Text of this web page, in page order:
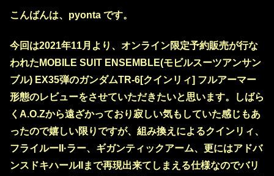
こんばんは、pyonta です。
今回は2021年11月より、オンライン限定予約販売が行な
われたMOBILE SUIT ENSEMBLE(モビルスーツアンサン
ブル) EX35弾のガンダムTR-6[クインリィ] フルアーマー
形態のレビューをさせていただきたいと思います。しばら
くA.O.Zから遠ざかっており寂しい気もしていた感じもあ
ったので嬉しい限りですが、組み換えによるクインリィ、
フライルーII·ラー、ギガンティックアーム、更にはアドバ
ンスドキハールIIまで再現出来てしまえる仕様なのでバリ